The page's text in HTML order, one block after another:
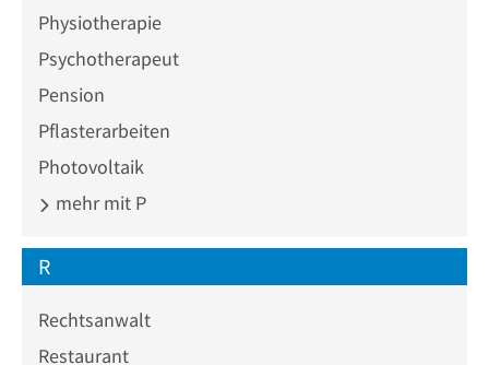
Physiotherapie
Psychotherapeut
Pension
Pflasterarbeiten
Photovoltaik
mehr mit P
R
Rechtsanwalt
Restaurant